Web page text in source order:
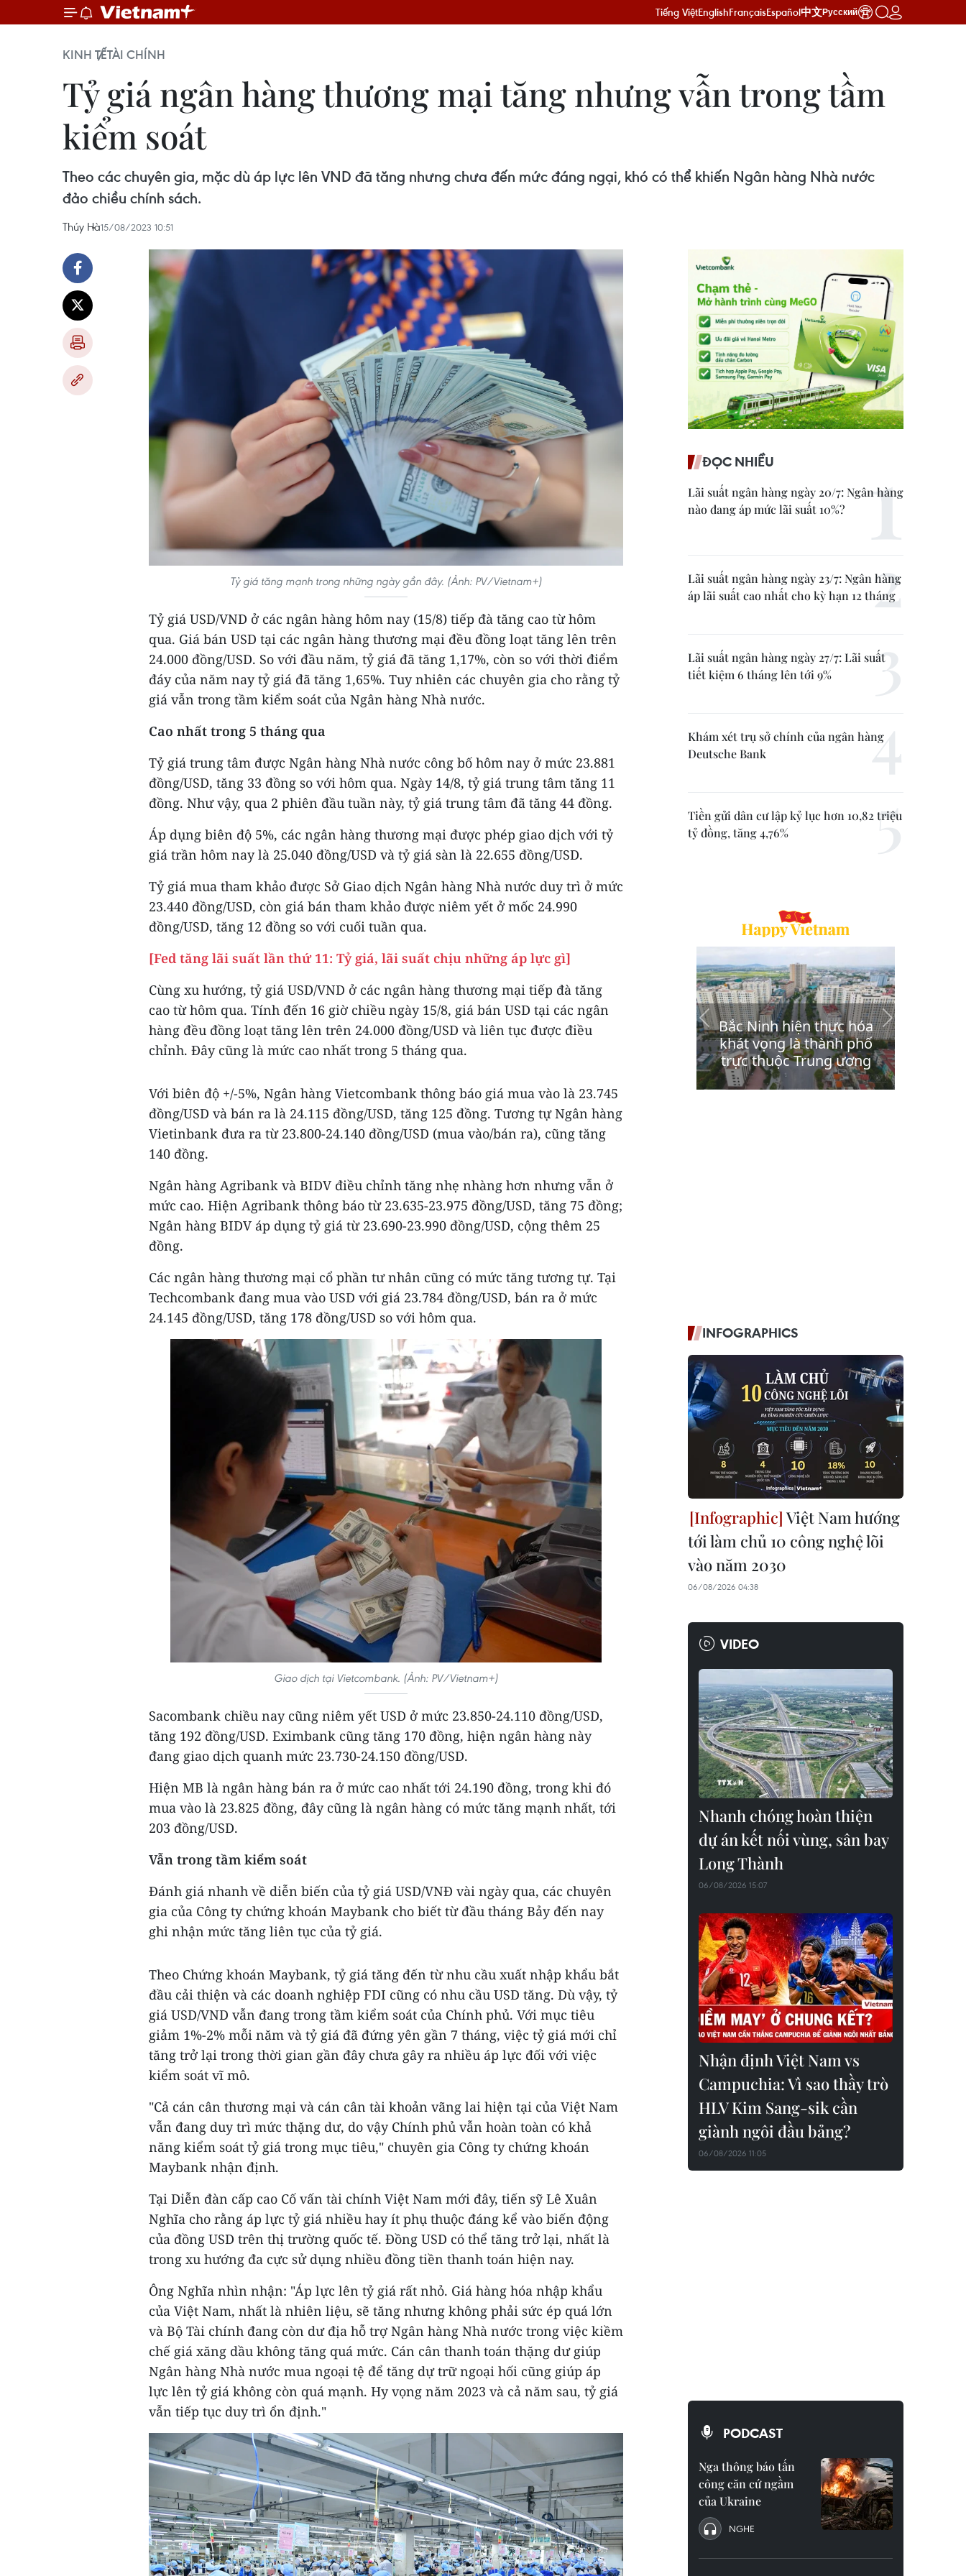
Tiếng ViệtEnglishFrançaisEspañol中文Русский
KINH TẾTÀI CHÍNH
Tỷ giá ngân hàng thương mại tăng nhưng vẫn trong tầm
kiểm soát
Theo các chuyên gia, mặc dù áp lực lên VND đã tăng nhưng chưa đến mức đáng ngại, khó có thể khiến Ngân hàng Nhà nước
đảo chiều chính sách.
Thúy Hà15/08/2023 10:51
Tỷ giá tăng mạnh trong những ngày gần đây. (Ảnh: PV/Vietnam+)
Tỷ giá USD/VND ở các ngân hàng hôm nay (15/8) tiếp đà tăng cao từ hôm
qua. Giá bán USD tại các ngân hàng thương mại đều đồng loạt tăng lên trên
24.000 đồng/USD. So với đầu năm, tỷ giá đã tăng 1,17%, còn so với thời điểm
đáy của năm nay tỷ giá đã tăng 1,65%. Tuy nhiên các chuyên gia cho rằng tỷ
giá vẫn trong tầm kiểm soát của Ngân hàng Nhà nước.
Cao nhất trong 5 tháng qua
Tỷ giá trung tâm được Ngân hàng Nhà nước công bố hôm nay ở mức 23.881
đồng/USD, tăng 33 đồng so với hôm qua. Ngày 14/8, tỷ giá trung tâm tăng 11
đồng. Như vậy, qua 2 phiên đầu tuần này, tỷ giá trung tâm đã tăng 44 đồng.
Áp dụng biên độ 5%, các ngân hàng thương mại được phép giao dịch với tỷ
giá trần hôm nay là 25.040 đồng/USD và tỷ giá sàn là 22.655 đồng/USD.
Tỷ giá mua tham khảo được Sở Giao dịch Ngân hàng Nhà nước duy trì ở mức
23.440 đồng/USD, còn giá bán tham khảo được niêm yết ở mốc 24.990
đồng/USD, tăng 12 đồng so với cuối tuần qua.
[Fed tăng lãi suất lần thứ 11: Tỷ giá, lãi suất chịu những áp lực gì]
Cùng xu hướng, tỷ giá USD/VND ở các ngân hàng thương mại tiếp đà tăng
cao từ hôm qua. Tính đến 16 giờ chiều ngày 15/8, giá bán USD tại các ngân
hàng đều đồng loạt tăng lên trên 24.000 đồng/USD và liên tục được điều
chỉnh. Đây cũng là mức cao nhất trong 5 tháng qua.
Với biên độ +/-5%, Ngân hàng Vietcombank thông báo giá mua vào là 23.745
đồng/USD và bán ra là 24.115 đồng/USD, tăng 125 đồng. Tương tự Ngân hàng
Vietinbank đưa ra từ 23.800-24.140 đồng/USD (mua vào/bán ra), cũng tăng
140 đồng.
Ngân hàng Agribank và BIDV điều chỉnh tăng nhẹ nhàng hơn nhưng vẫn ở
mức cao. Hiện Agribank thông báo từ 23.635-23.975 đồng/USD, tăng 75 đồng;
Ngân hàng BIDV áp dụng tỷ giá từ 23.690-23.990 đồng/USD, cộng thêm 25
đồng.
Các ngân hàng thương mại cổ phần tư nhân cũng có mức tăng tương tự. Tại
Techcombank đang mua vào USD với giá 23.784 đồng/USD, bán ra ở mức
24.145 đồng/USD, tăng 178 đồng/USD so với hôm qua.
Giao dịch tại Vietcombank. (Ảnh: PV/Vietnam+)
Sacombank chiều nay cũng niêm yết USD ở mức 23.850-24.110 đồng/USD,
tăng 192 đồng/USD. Eximbank cũng tăng 170 đồng, hiện ngân hàng này
đang giao dịch quanh mức 23.730-24.150 đồng/USD.
Hiện MB là ngân hàng bán ra ở mức cao nhất tới 24.190 đồng, trong khi đó
mua vào là 23.825 đồng, đây cũng là ngân hàng có mức tăng mạnh nhất, tới
203 đồng/USD.
Vẫn trong tầm kiểm soát
Đánh giá nhanh về diễn biến của tỷ giá USD/VNĐ vài ngày qua, các chuyên
gia của Công ty chứng khoán Maybank cho biết từ đầu tháng Bảy đến nay
ghi nhận mức tăng liên tục của tỷ giá.
Theo Chứng khoán Maybank, tỷ giá tăng đến từ nhu cầu xuất nhập khẩu bắt
đầu cải thiện và các doanh nghiệp FDI cũng có nhu cầu USD tăng. Dù vậy, tỷ
giá USD/VND vẫn đang trong tầm kiểm soát của Chính phủ. Với mục tiêu
giảm 1%-2% mỗi năm và tỷ giá đã đứng yên gần 7 tháng, việc tỷ giá mới chỉ
tăng trở lại trong thời gian gần đây chưa gây ra nhiều áp lực đối với việc
kiểm soát vĩ mô.
"Cả cán cân thương mại và cán cân tài khoản vãng lai hiện tại của Việt Nam
vẫn đang duy trì mức thặng dư, do vậy Chính phủ vẫn hoàn toàn có khả
năng kiểm soát tỷ giá trong mục tiêu," chuyên gia Công ty chứng khoán
Maybank nhận định.
Tại Diễn đàn cấp cao Cố vấn tài chính Việt Nam mới đây, tiến sỹ Lê Xuân
Nghĩa cho rằng áp lực tỷ giá nhiều hay ít phụ thuộc đáng kể vào biến động
của đồng USD trên thị trường quốc tế. Đồng USD có thể tăng trở lại, nhất là
trong xu hướng đa cực sử dụng nhiều đồng tiền thanh toán hiện nay.
Ông Nghĩa nhìn nhận: "Áp lực lên tỷ giá rất nhỏ. Giá hàng hóa nhập khẩu
của Việt Nam, nhất là nhiên liệu, sẽ tăng nhưng không phải sức ép quá lớn
và Bộ Tài chính đang còn dư địa hỗ trợ Ngân hàng Nhà nước trong việc kiềm
chế giá xăng dầu không tăng quá mức. Cán cân thanh toán thặng dư giúp
Ngân hàng Nhà nước mua ngoại tệ để tăng dự trữ ngoại hối cũng giúp áp
lực lên tỷ giá không còn quá mạnh. Hy vọng năm 2023 và cả năm sau, tỷ giá
vẫn tiếp tục duy trì ổn định."
ĐỌC NHIỀU
Lãi suất ngân hàng ngày 20/7: Ngân hàng
nào đang áp mức lãi suất 10%?
Lãi suất ngân hàng ngày 23/7: Ngân hàng
áp lãi suất cao nhất cho kỳ hạn 12 tháng
Lãi suất ngân hàng ngày 27/7: Lãi suất
tiết kiệm 6 tháng lên tới 9%
Khám xét trụ sở chính của ngân hàng
Deutsche Bank
Tiền gửi dân cư lập kỷ lục hơn 10,82 triệu
tỷ đồng, tăng 4,76%
INFOGRAPHICS
Việt Nam hướng
tới làm chủ 10 công nghệ lõi
vào năm 2030
06/08/2026 04:38
VIDEO
Nhanh chóng hoàn thiện
dự án kết nối vùng, sân bay
Long Thành
06/08/2026 15:07
Nhận định Việt Nam vs
Campuchia: Vì sao thầy trò
HLV Kim Sang-sik cần
giành ngôi đầu bảng?
06/08/2026 11:05
PODCAST
Nga thông báo tấn
công căn cứ ngầm
của Ukraine
NGHE